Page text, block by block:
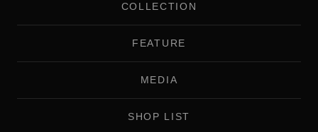
COLLECTION
FEATURE
MEDIA
SHOP LIST